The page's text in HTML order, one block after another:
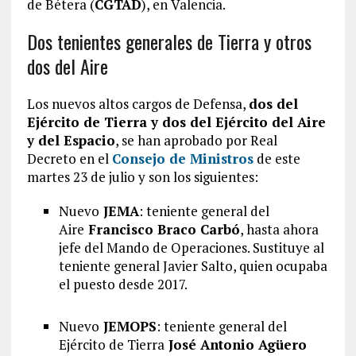
de Bétera (CGTAD), en Valencia.
Dos tenientes generales de Tierra y otros
dos del Aire
Los nuevos altos cargos de Defensa, dos del
Ejército de Tierra y dos del Ejército del Aire
y del Espacio, se han aprobado por Real
Decreto en el Consejo de Ministrosde este
martes 23 de julio y son los siguientes:
Nuevo JEMA: teniente general del
Aire Francisco Braco Carbó, hasta ahora
jefe del Mando de Operaciones. Sustituye al
teniente general Javier Salto, quien ocupaba
el puesto desde 2017.
Nuevo JEMOPS: teniente general del
Ejército de TierraJosé Antonio Agüero